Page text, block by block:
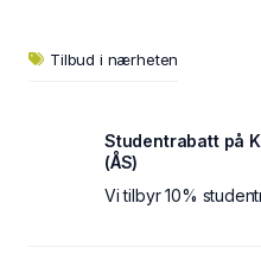
Tilbud i nærheten
Studentrabatt på
(ÅS)
Vi tilbyr 10%